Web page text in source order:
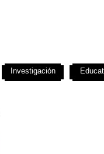
Investigación